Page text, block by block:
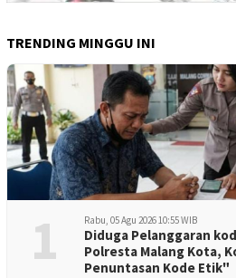
TRENDING MINGGU INI
1 Rabu, 05 Agu 2026 10:55 WIB
Diduga Pelanggaran
Polresta Malang Kota,
Penuntasan Kode Etik"